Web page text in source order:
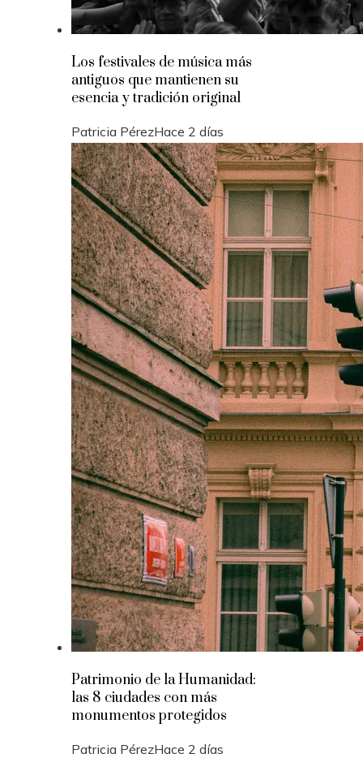
Los festivales de música más
antiguos que mantienen su
esencia y tradición original
Patricia PérezHace 2 días
Patrimonio de la Humanidad:
las 8 ciudades con más
monumentos protegidos
Patricia PérezHace 2 días